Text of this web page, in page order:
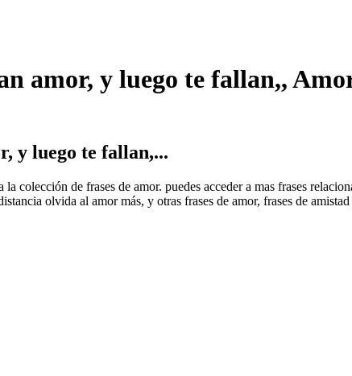
amor, y luego te fallan,,
y luego te fallan,...
la colección de frases de amor. puedes acceder a mas frases
olvida al amor más, y otras frases de amor, frases de amistad